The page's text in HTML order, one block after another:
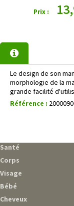
Prix :
Le design de son
morphologie de la
grande facilité
Référence :
Santé
Corps
Visage
Bébé
Cheveux